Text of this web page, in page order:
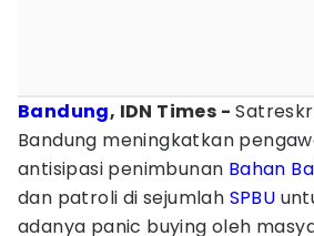
Bandung, IDN Times -
Bandung meningkatkan
antisipasi penimbunan Bahan
dan patroli di sejumlah SPBU
adanya panic buying oleh